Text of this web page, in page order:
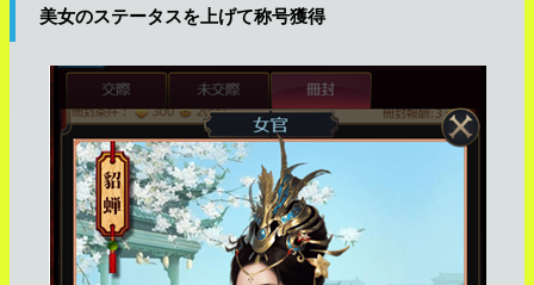
美女のステータスを上げて称号獲得